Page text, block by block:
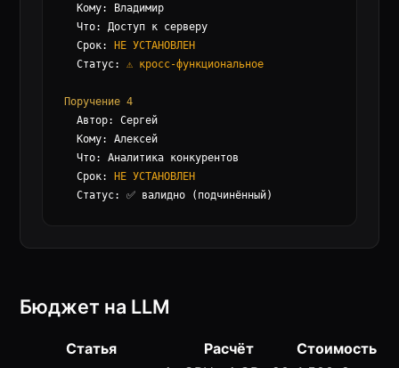
  Кому: Владимир
  Что: Доступ к серверу
  Срок:
НЕ УСТАНОВЛЕН
  Статус:
⚠️ кросс-функциональное
Поручение 4
  Автор: Сергей
  Кому: Алексей
  Что: Аналитика конкурентов
  Срок:
НЕ УСТАНОВЛЕН
Бюджет на LLM
Статья Расчёт
Стоимость